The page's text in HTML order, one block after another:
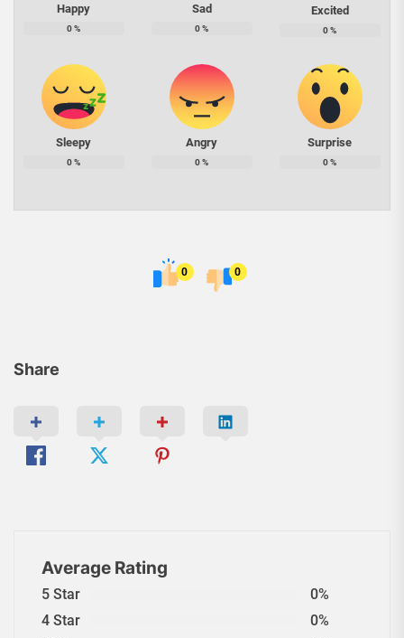
Share
Happy
0%
Sad
0%
Excited
0%
Sleepy
0%
Angry
0%
Surprise
0%
0 0
Average Rating
5 Star
0%
4 Star
0%